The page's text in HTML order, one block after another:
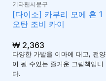
기타팬시문구
[다이소] 카부리 모에 혼 1
오탄 조비 카이
₩2,363
다양한 가발을 이마에 대고, 전양
이 될 수있는 즐거운 그림책입니
다.